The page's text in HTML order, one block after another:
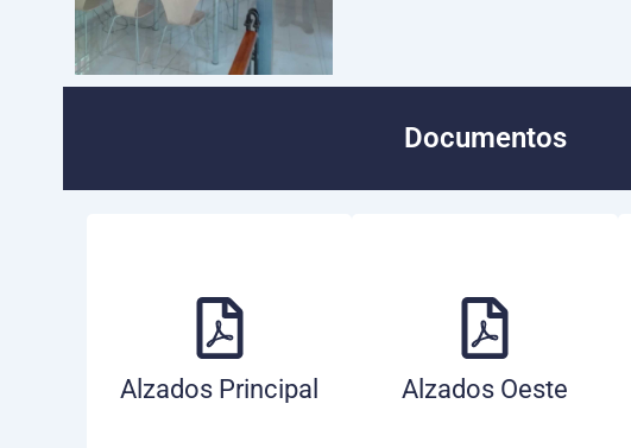
Documentos
Alzados Principal Alzados Oeste